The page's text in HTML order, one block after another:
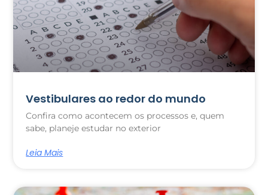
Vestibulares ao redor do mundo
Confira como acontecem os processos e, quem
sabe, planeje estudar no exterior
Leia Mais